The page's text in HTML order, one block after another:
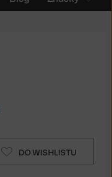
DO WISHLISTU